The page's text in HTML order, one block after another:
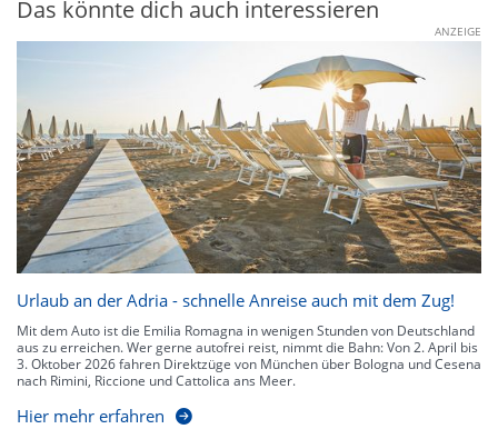
Das könnte dich auch interessieren
ANZEIGE
Urlaub an der Adria - schnelle Anreise auch mit dem Zug!
Mit dem Auto ist die Emilia Romagna in wenigen Stunden von Deutschland
aus zu erreichen. Wer gerne autofrei reist, nimmt die Bahn: Von 2. April bis
3. Oktober 2026 fahren Direktzüge von München über Bologna und Cesena
nach Rimini, Riccione und Cattolica ans Meer.
Hier mehr erfahren